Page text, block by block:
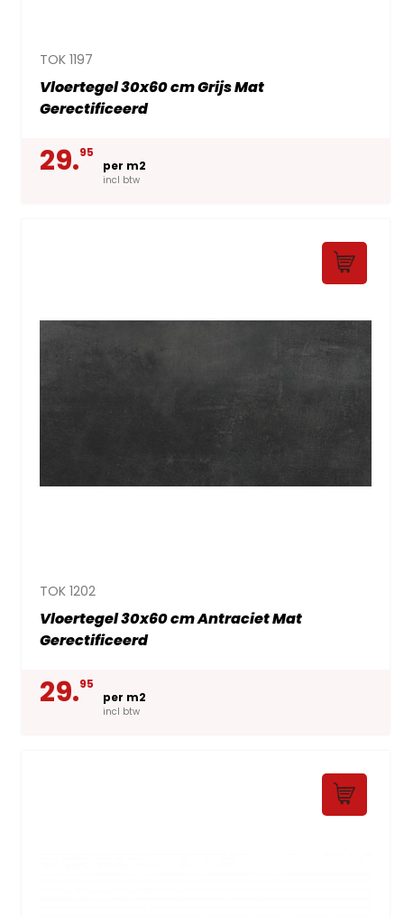
TOK 1197
Vloertegel 30x60 cm Grijs Mat
Gerectificeerd
29.95
per m2
incl btw
TOK 1202
Vloertegel 30x60 cm Antraciet Mat
Gerectificeerd
29.95
per m2
incl btw